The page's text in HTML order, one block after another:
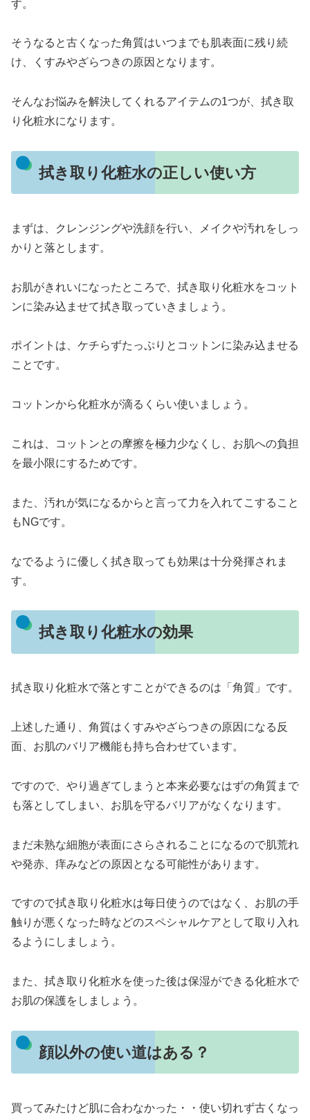
す。
そうなると古くなった角質はいつまでも肌表面に残り続
け、くすみやざらつきの原因となります。
そんなお悩みを解決してくれるアイテムの1つが、拭き取
り化粧水になります。
拭き取り化粧水の正しい使い方
まずは、クレンジングや洗顔を行い、メイクや汚れをしっ
かりと落とします。
お肌がきれいになったところで、拭き取り化粧水をコット
ンに染み込ませて拭き取っていきましょう。
ポイントは、ケチらずたっぷりとコットンに染み込ませる
ことです。
コットンから化粧水が滴るくらい使いましょう。
これは、コットンとの摩擦を極力少なくし、お肌への負担
を最小限にするためです。
また、汚れが気になるからと言って力を入れてこすること
もNGです。
なでるように優しく拭き取っても効果は十分発揮されま
す。
拭き取り化粧水の効果
拭き取り化粧水で落とすことができるのは「角質」です。
上述した通り、角質はくすみやざらつきの原因になる反
面、お肌のバリア機能も持ち合わせています。
ですので、やり過ぎてしまうと本来必要なはずの角質まで
も落としてしまい、お肌を守るバリアがなくなります。
まだ未熟な細胞が表面にさらされることになるので肌荒れ
や発赤、痒みなどの原因となる可能性があります。
ですので拭き取り化粧水は毎日使うのではなく、お肌の手
触りが悪くなった時などのスペシャルケアとして取り入れ
るようにしましょう。
また、拭き取り化粧水を使った後は保湿ができる化粧水で
お肌の保護をしましょう。
顔以外の使い道はある？
買ってみたけど肌に合わなかった・・使い切れず古くなっ